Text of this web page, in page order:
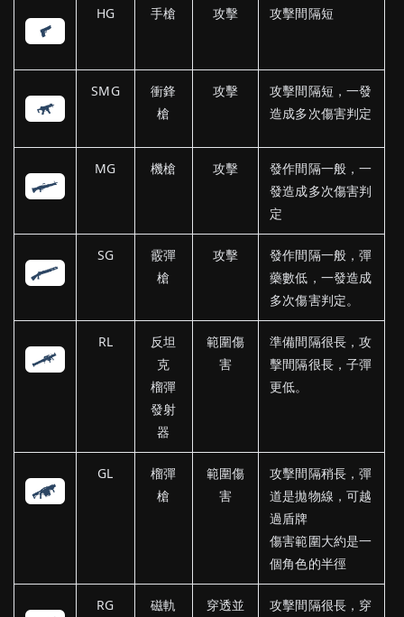
HG 手槍 攻擊 攻擊間隔短
SMG
衝鋒
槍
攻擊
攻擊間隔短，一發
造成多次傷害判定
MG 機槍 攻擊
發作間隔一般，一
發造成多次傷害判
定
SG
霰彈
槍
攻擊
發作間隔一般，彈
藥數低，一發造成
多次傷害判定。
RL
反坦
克
榴彈
發射
器
範圍傷
害
準備間隔很長，攻
擊間隔很長，子彈
更低。
GL
榴彈
槍
範圍傷
害
攻擊間隔稍長，彈
道是拋物線，可越
過盾牌
傷害範圍大約是一
個角色的半徑
RG
磁軌
穿透並
攻擊間隔很長，穿